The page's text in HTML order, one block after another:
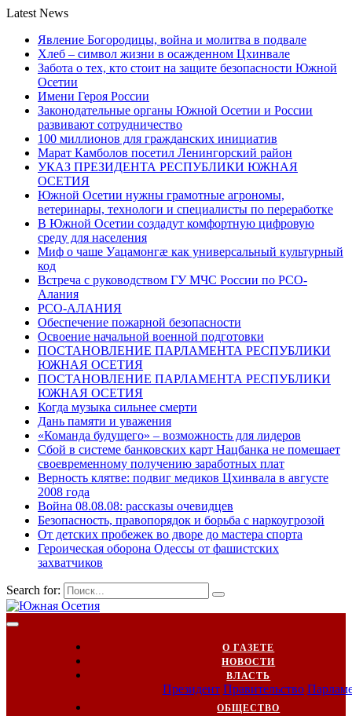
Latest News
Явление Богородицы, война и молитва в подвале
Хлеб – символ жизни в осажденном Цхинвале
Забота о тех, кто стоит на защите безопасности Южной
Осетии
Имени Героя России
Законодательные органы Южной Осетии и России
развивают сотрудничество
100 миллионов для гражданских инициатив
Марат Камболов посетил Ленингорский район
УКАЗ ПРЕЗИДЕНТА РЕСПУБЛИКИ ЮЖНАЯ
ОСЕТИЯ
Южной Осетии нужны грамотные агрономы,
ветеринары, технологи и специалисты по переработке
В Южной Осетии создадут комфортную цифровую
среду для населения
Миф о чаше Уацамонгæ как универсальный культурный
код
Встреча с руководством ГУ МЧС России по РСО-
Алания
РСО-АЛАНИЯ
Обеспечение пожарной безопасности
Освоение начальной военной подготовки
ПОСТАНОВЛЕНИЕ ПАРЛАМЕНТА РЕСПУБЛИКИ
ЮЖНАЯ ОСЕТИЯ
ПОСТАНОВЛЕНИЕ ПАРЛАМЕНТА РЕСПУБЛИКИ
ЮЖНАЯ ОСЕТИЯ
Когда музыка сильнее смерти
Дань памяти и уважения
«Команда будущего» – возможность для лидеров
Сбой в системе банковских карт Нацбанка не помешает
своевременному получению заработных плат
Верность клятве: подвиг медиков Цхинвала в августе
2008 года
Война 08.08.08: рассказы очевидцев
Безопасность, правопорядок и борьба с наркоугрозой
От детских пробежек во дворе до мастера спорта
Героическая оборона Одессы от фашистских
захватчиков
Search for:
О ГАЗЕТЕ
НОВОСТИ
ВЛАСТЬ
Президент Правительство
ОБЩЕСТВО